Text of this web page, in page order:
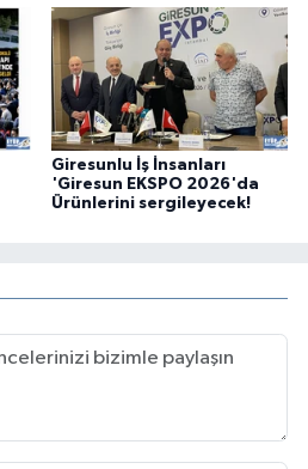
Giresunlu İş İnsanları
'Giresun EKSPO 2026'da
Ürünlerini sergileyecek!